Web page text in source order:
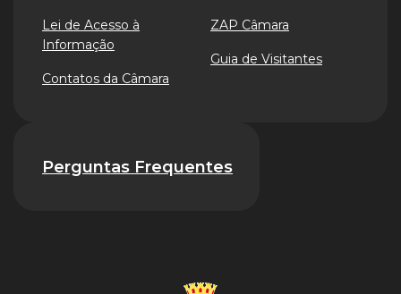
Lei de Acesso à
Informação
Contatos da Câmara
ZAP Câmara
Guia de Visitantes
Perguntas Frequentes